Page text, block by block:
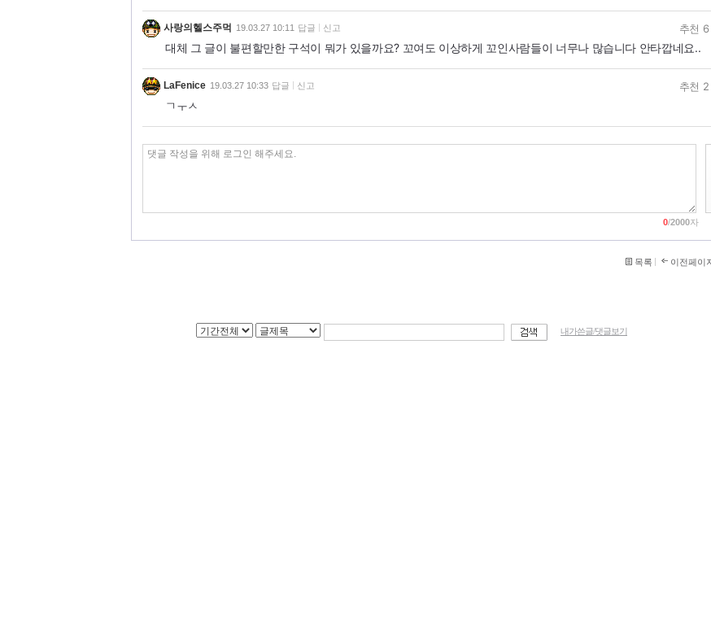
사랑의헬스주먹 19.03.27 10:11 답글 신고
대체 그 글이 불편할만한 구석이 뭐가 있을까요? 꼬여도 이상하게 꼬인사람들이 너무나 많습니다 안타깝네요..
추천 6
LaFenice 19.03.27 10:33 답글 신고
ㄱㅜㅅ
추천 2
0/2000자
목록 이전페이
내가쓴글/댓글보기